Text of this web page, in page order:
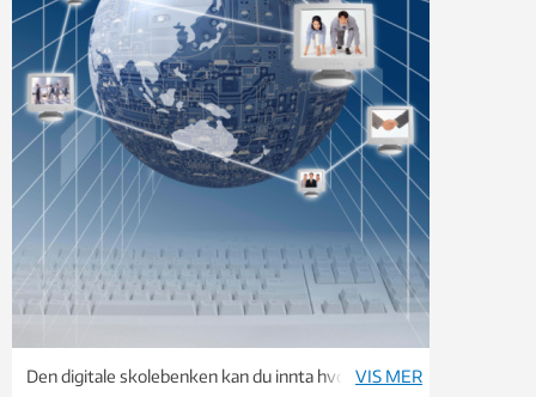
Den digitale skolebenken kan du innta hvor enn du
VIS MER